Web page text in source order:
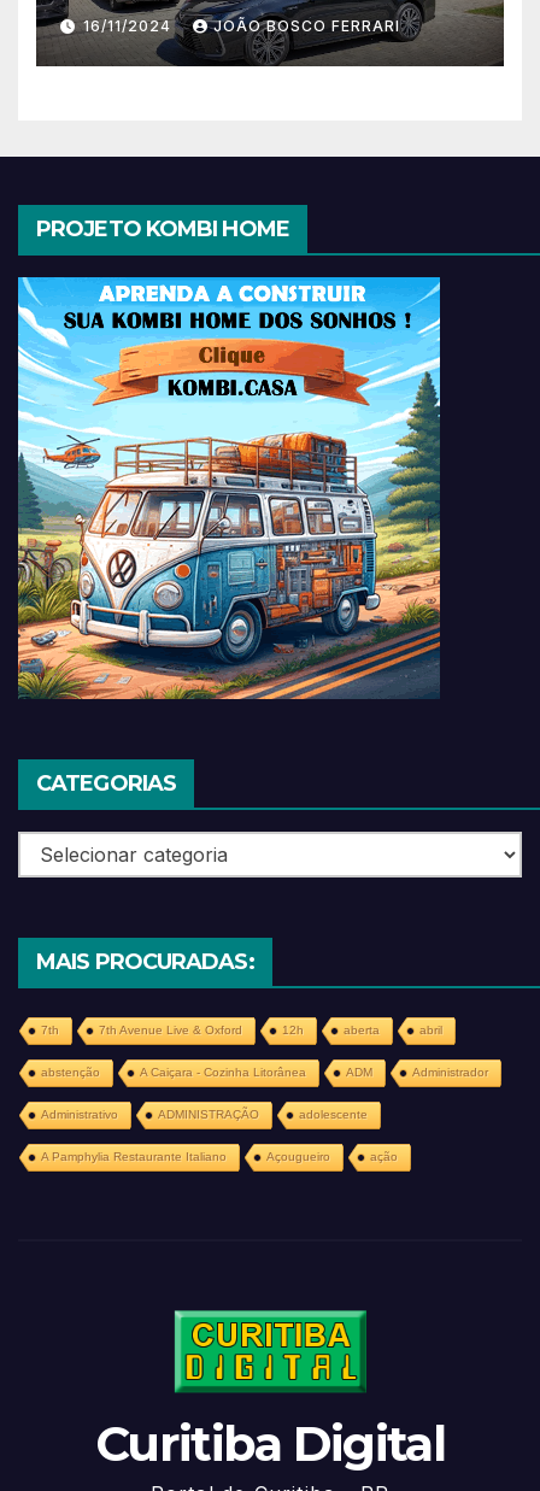
16/11/2024 JOÃO BOSCO FERRARI
PROJETO KOMBI HOME
CATEGORIAS
Categorias
MAIS PROCURADAS:
7th 7th Avenue Live & Oxford 12h aberta abril
abstenção A Caiçara - Cozinha Litorânea ADM Administrador
Administrativo ADMINISTRAÇÃO adolescente
A Pamphylia Restaurante Italiano Açougueiro ação
Curitiba Digital